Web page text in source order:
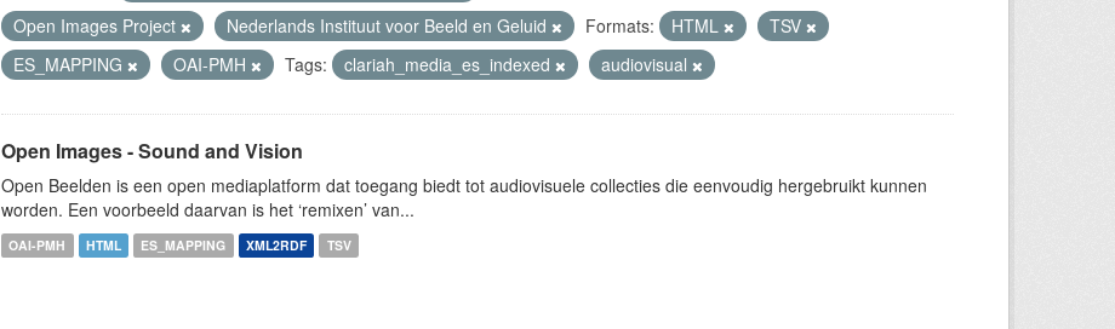
Open Images Project
Nederlands Instituut voor Beeld en Geluid Formats: HTML
TSV
ES_MAPPING
OAI-PMH Tags: clariah_media_es_indexed audiovisual
Open Images - Sound and Vision
Open Beelden is een open mediaplatform dat toegang biedt tot audiovisuele collecties die eenvoudig hergebruikt kunnen
worden. Een voorbeeld daarvan is het ‘remixen’ van...
OAI-PMH HTML ES_MAPPING XML2RDF TSV